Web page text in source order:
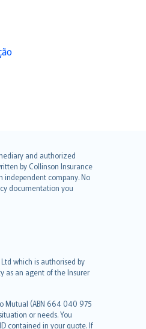
and authorized
by Collinson Insurance
independent company. No
documentation you
which is authorised by
as an agent of the Insurer
Mutual (ABN 664 040 975
or needs. You
contained in your quote. If